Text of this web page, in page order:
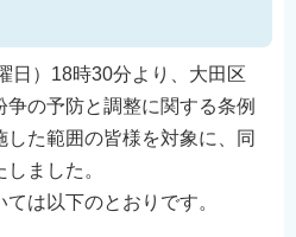
）18時30分より、大田区
の予防と調整に関する条例
た範囲の皆様を対象に、同
ました。
は以下のとおりです。